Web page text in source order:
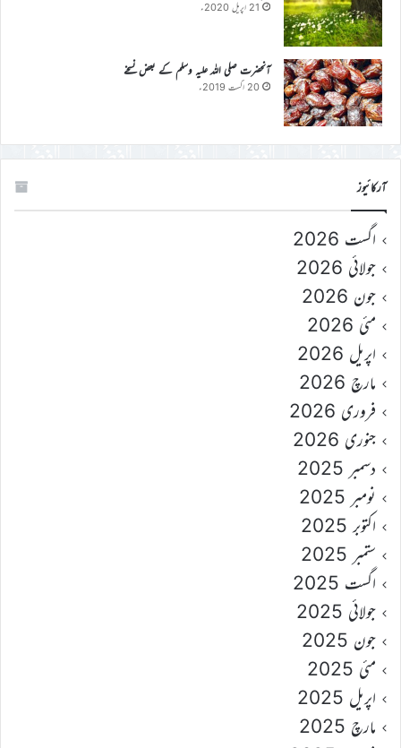
21 اپریل 2020ء
آنحضرت صلی اللہ علیہ وسلم کے بعض نسخے
20 اگست 2019ء
آرکائیوز
اگست 2026
جولائی 2026
جون 2026
مئی 2026
اپریل 2026
مارچ 2026
فروری 2026
جنوری 2026
دسمبر 2025
نومبر 2025
اکتوبر 2025
ستمبر 2025
اگست 2025
جولائی 2025
جون 2025
مئی 2025
اپریل 2025
مارچ 2025